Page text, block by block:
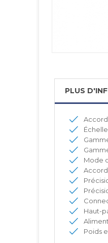
PLUS
Mode
Haut-
Poids